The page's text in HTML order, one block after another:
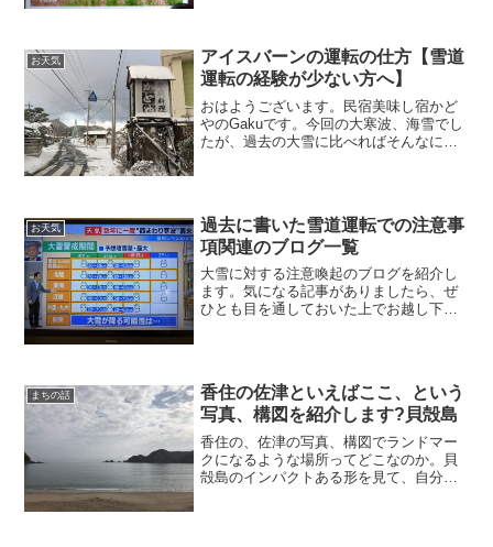
お天気
アイスバーンの運転の仕方【雪道
運転の経験が少ない方へ】
おはようございます。民宿美味し宿かど
やのGakuです。今回の大寒波、海雪でし
たが、過去の大雪に比べればそんなに大
お天気
過去に書いた雪道運転での注意事
項関連のブログ一覧
大雪に対する注意喚起のブログを紹介し
ます。気になる記事がありましたら、ぜ
ひとも目を通しておいた上でお越し下さ
いけないレベルである可能性が高いで
す。慎重な判断と行動を心がけて下さい
ね。
まちの話
香住の佐津といえばここ、という
写真、構図を紹介します?貝殻島
香住の、佐津の写真、構図でランドマー
クになるような場所ってどこなのか。貝
殻島のインパクトある形を見て、自分が